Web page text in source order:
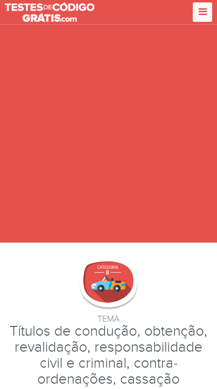
TEMA
Títulos de condução, obtenção,
revalidação, responsabilidade
civil e criminal, contra-
ordenações, cassação